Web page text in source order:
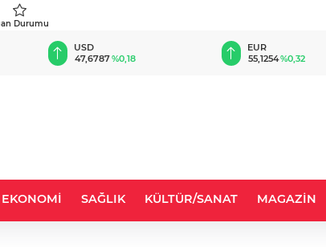
Durumu
EUR
55,1254%0,32
GBP
64,3468%0,38
EKONOMİ SAĞLIK KÜLTÜR/SANAT MAGAZİN